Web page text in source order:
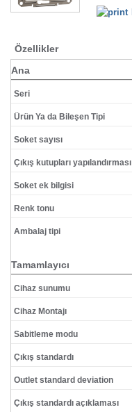
Özellikler
Ana
Seri
Ürün Ya da Bileşen Tipi
Soket sayısı
Çıkış kutupları yapılandırması
Soket ek bilgisi
Renk tonu
Ambalaj tipi
Tamamlayıcı
Cihaz sunumu
Cihaz Montajı
Sabitleme modu
Çıkış standardı
Outlet standard deviation
Çıkış standardı açıklaması